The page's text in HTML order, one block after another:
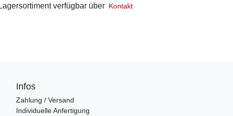
verfügbar über Kontakt
Infos
Zahlung / Versand
Individuelle Anfertigung